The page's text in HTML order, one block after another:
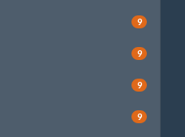
9
9
9
9